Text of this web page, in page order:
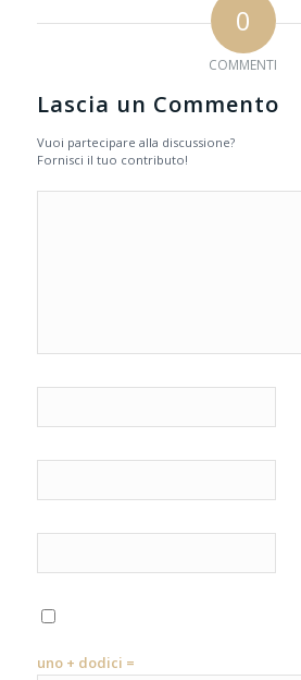
0
COMMENTI
Lascia un Commento
Vuoi partecipare alla discussione?
Fornisci il tuo contributo!
uno + dodici =